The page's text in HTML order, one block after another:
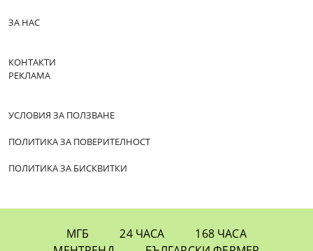
ЗА НАС
КОНТАКТИ
РЕКЛАМА
УСЛОВИЯ ЗА ПОЛЗВАНЕ
ПОЛИТИКА ЗА ПОВЕРИТЕЛНОСТ
ПОЛИТИКА ЗА БИСКВИТКИ
МГБ 24 ЧАСА
168 ЧАСА